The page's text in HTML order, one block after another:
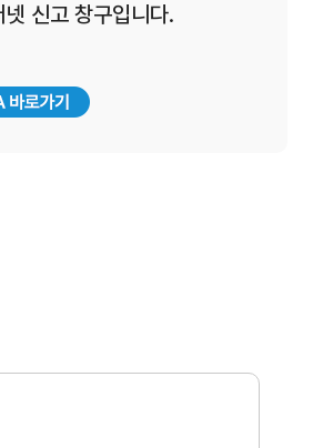
넷 신고 창구입니다.